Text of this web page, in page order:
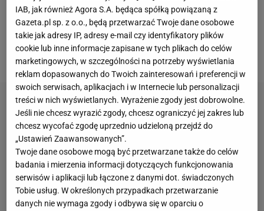
więcej punktów. W rankingu na żywo Polce odjęto
kolejne 2000 "oczek", czyli dorobek z zeszłorocznego
turnieju w Paryżu. Efektem tego był spadek na ósmą
lokatę w zestawieniu na żywo.
IAB, jak również Agora S.A. będąca spółką powiązaną z
Gazeta.pl sp. z o.o., będą przetwarzać Twoje dane osobowe
takie jak adresy IP, adresy e-mail czy identyfikatory plików
cookie lub inne informacje zapisane w tych plikach do celów
marketingowych, w szczególności na potrzeby wyświetlania
reklam dopasowanych do Twoich zainteresowań i preferencji w
swoich serwisach, aplikacjach i w Internecie lub personalizacji
treści w nich wyświetlanych. Wyrażenie zgody jest dobrowolne.
Jeśli nie chcesz wyrazić zgody, chcesz ograniczyć jej zakres lub
chcesz wycofać zgodę uprzednio udzieloną przejdź do
„Ustawień Zaawansowanych”.
Twoje dane osobowe mogą być przetwarzane także do celów
badania i mierzenia informacji dotyczących funkcjonowania
serwisów i aplikacji lub łączone z danymi dot. świadczonych
Tobie usług. W określonych przypadkach przetwarzanie
danych nie wymaga zgody i odbywa się w oparciu o